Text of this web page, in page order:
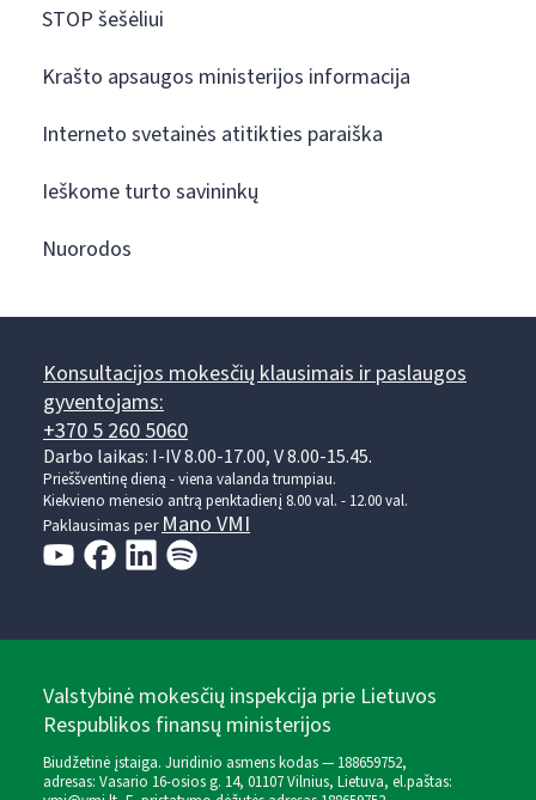
STOP šešėliui
Krašto apsaugos ministerijos informacija
Interneto svetainės atitikties paraiška
Ieškome turto savininkų
Nuorodos
Konsultacijos mokesčių klausimais ir paslaugos
gyventojams:
+370 5 260 5060
Darbo laikas: I-IV 8.00-17.00, V 8.00-15.45.
Prieššventinę dieną - viena valanda trumpiau.
Kiekvieno mėnesio antrą penktadienį 8.00 val. - 12.00 val.
Paklausimas perMano VMI
Valstybinė mokesčių inspekcija prie Lietuvos
Respublikos finansų ministerijos
Biudžetinė įstaiga. Juridinio asmens kodas — 188659752,
adresas: Vasario 16-osios g. 14, 01107 Vilnius, Lietuva, el.paštas: